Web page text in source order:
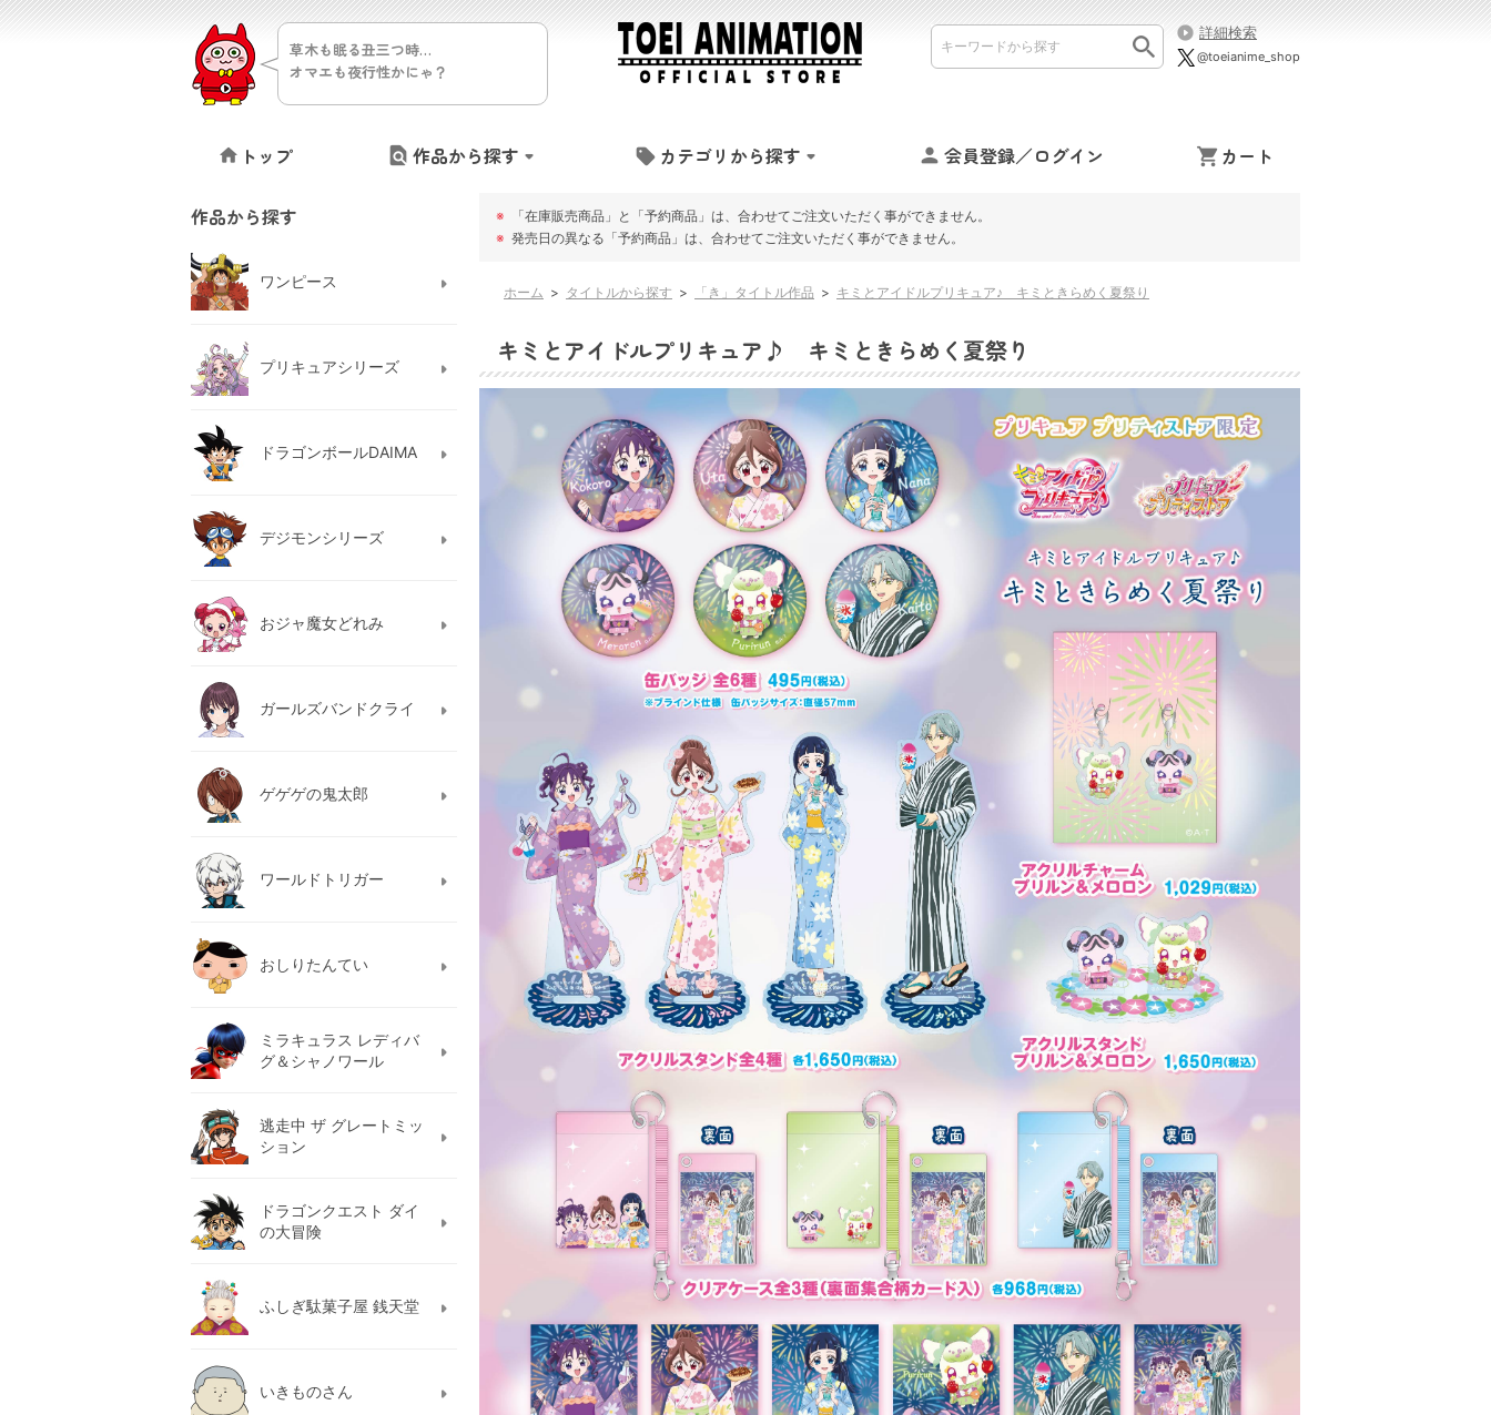
草木も眠る丑三つ時…
オマエも夜行性かにゃ？
詳細検索
@toeianime_shop
トップ 作品から探す カテゴリから探す 会員登録／ログイン カート
※
「在庫販売商品」と「予約商品」は、合わせてご注文いただく事ができません。
※ 発売日の異なる「予約商品」は、合わせてご注文いただく事ができません。
ホーム > タイトルから探す > 「き」タイトル作品 > キミとアイドルプリキュア♪ キミときらめく夏祭り
キミとアイドルプリキュア♪ キミときらめく夏祭り
作品から探す
ワンピース
プリキュアシリーズ
ドラゴンボールDAIMA
デジモンシリーズ
おジャ魔女どれみ
ガールズバンドクライ
ゲゲゲの鬼太郎
ワールドトリガー
おしりたんてい
ミラキュラス レディバ
グ＆シャノワール
逃走中 ザ グレートミッ
ション
ドラゴンクエスト ダイ
の大冒険
ふしぎ駄菓子屋 銭天堂
いきものさん